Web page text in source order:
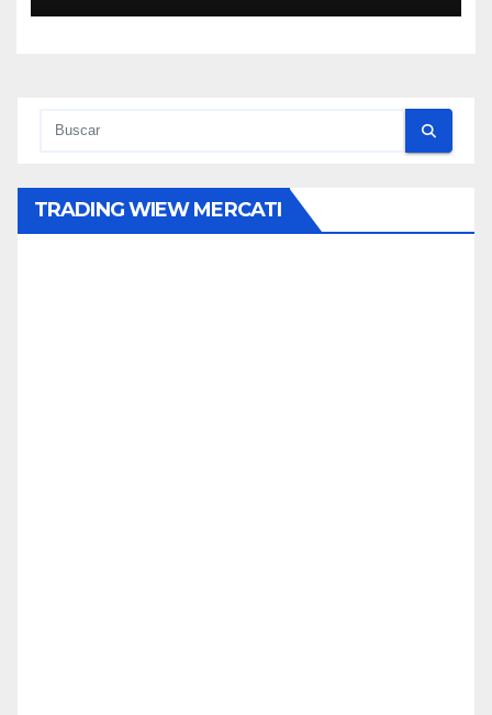
TRADING WIEW MERCATI